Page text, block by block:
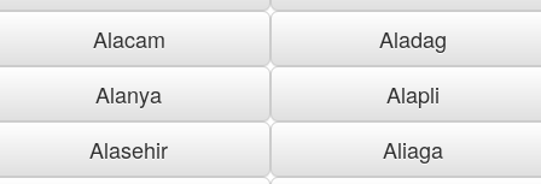
Alacam
Aladag
Alanya
Alapli
Alasehir
Aliaga